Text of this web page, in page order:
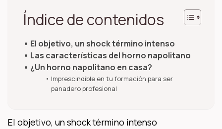
Índice de contenidos
El objetivo, un shock término intenso
Las características del horno napolitano
¿Un horno napolitano en casa?
Imprescindible en tu formación para ser
panadero profesional
El objetivo, un shock término intenso